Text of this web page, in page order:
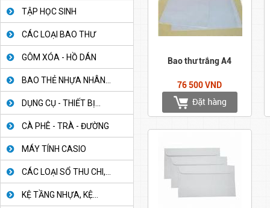
TẬP HỌC SINH
CÁC LOẠI BAO THƯ
GÔM XÓA - HỒ DÁN
BAO THẺ NHỰA NHÂN...
DỤNG CỤ - THIẾT BỊ...
CÀ PHÊ - TRÀ - ĐƯỜNG
MÁY TÍNH CASIO
CÁC LOẠI SỔ THU CHI,...
KỆ TẦNG NHỰA, KỆ...
Bao thư trắng A4
76 500 VND